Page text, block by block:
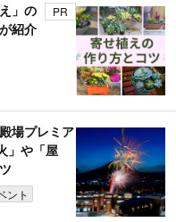
」の
紹介
PR
場プレミア
」や「屋
ント